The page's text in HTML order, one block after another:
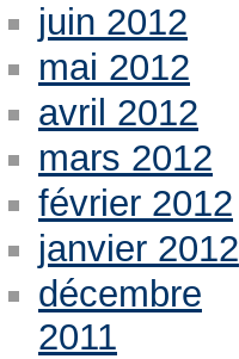
juin 2012
mai 2012
avril 2012
mars 2012
février 2012
janvier 2012
décembre
2011